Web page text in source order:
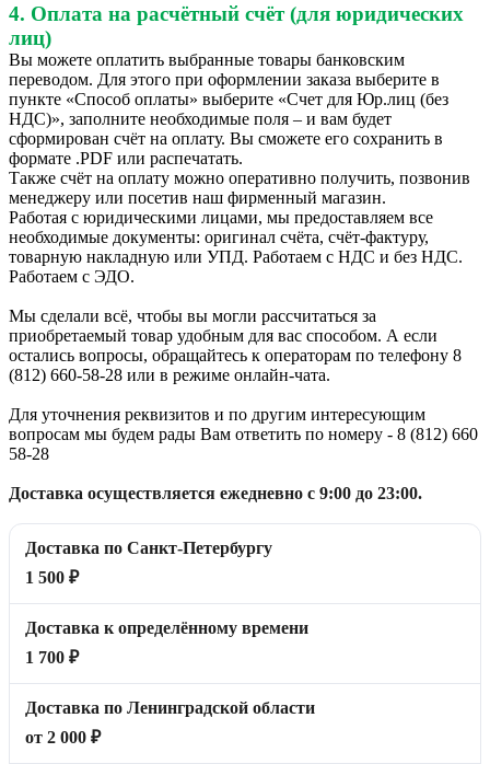
4. Оплата на расчётный счёт (для юридических
лиц)
Вы можете оплатить выбранные товары банковским
переводом. Для этого при оформлении заказа выберите в
пункте «Способ оплаты» выберите «Счет для Юр.лиц (без
НДС)», заполните необходимые поля – и вам будет
сформирован счёт на оплату. Вы сможете его сохранить в
формате .PDF или распечатать.
Также счёт на оплату можно оперативно получить, позвонив
менеджеру или посетив наш фирменный магазин.
Работая с юридическими лицами, мы предоставляем все
необходимые документы: оригинал счёта, счёт-фактуру,
товарную накладную или УПД. Работаем с НДС и без НДС.
Работаем с ЭДО.
Мы сделали всё, чтобы вы могли рассчитаться за
приобретаемый товар удобным для вас способом. А если
остались вопросы, обращайтесь к операторам по телефону 8
(812) 660-58-28 или в режиме онлайн-чата.
Для уточнения реквизитов и по другим интересующим
вопросам мы будем рады Вам ответить по номеру - 8 (812) 660
58-28
Доставка осуществляется ежедневно с 9:00 до 23:00.
Доставка по Санкт-Петербургу
1 500 ₽
Доставка к определённому времени
1 700 ₽
Доставка по Ленинградской области
от 2 000 ₽